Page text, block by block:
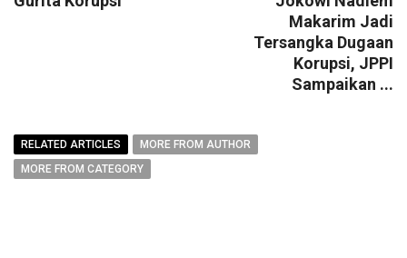
Makarim Jadi
Tersangka Dugaan
Korupsi, JPPI
Sampaikan ...
RELATED ARTICLES
MORE FROM AUTHOR
MORE FROM CATEGORY